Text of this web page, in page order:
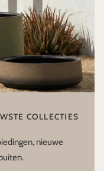
COLLECTIES
nieuwe